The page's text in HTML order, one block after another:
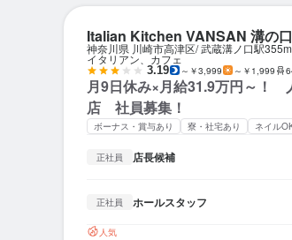
Italian Kitchen VANSAN 溝の
神奈川県 川崎市高津区 武蔵溝ノ口駅355m
イタリアン、カフェ
3.19 ～￥3,999 ～￥1,999
月9日休み×月給31.9万円～！
店 社員募集！
ボーナス・賞与あり 寮・社宅あり ネイル
正社員 店長候補
正社員 ホールスタッフ
人気